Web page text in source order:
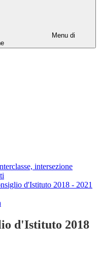
Menu di
intersezione
d'Istituto 2018 - 2021
d'Istituto 2018